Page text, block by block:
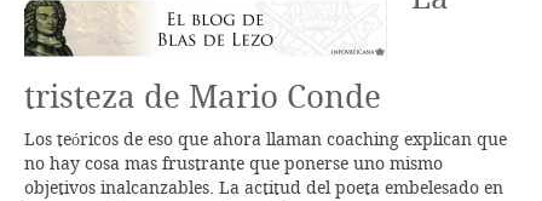
tristeza de Mario Conde
Los teóricos de eso que ahora llaman coaching explican que
no hay cosa mas frustrante que ponerse uno mismo
objetivos inalcanzables. La actitud del poeta embelesado en